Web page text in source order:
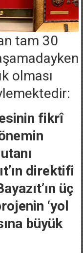
tam 30
olması
fikrî
direktifi
üç
‘yol
büyük